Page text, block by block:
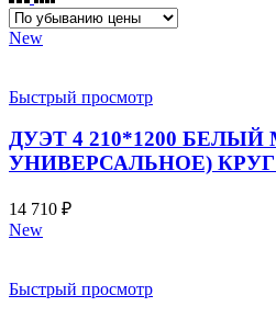
New
Быстрый просмотр
ДУЭТ 4 210*1200
УНИВЕРСАЛЬНОЕ)
14 710 ₽
New
Быстрый просмотр